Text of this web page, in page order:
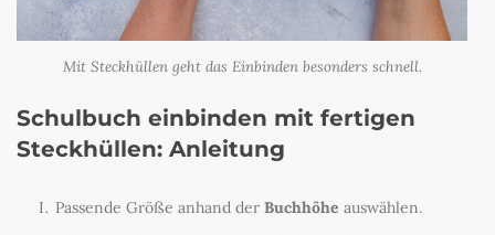
Mit Steckhüllen geht das Einbinden besonders schnell.
Schulbuch einbinden mit fertigen
Steckhüllen: Anleitung
Passende Größe anhand der Buchhöhe auswählen.